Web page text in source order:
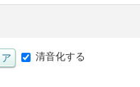
清音化する